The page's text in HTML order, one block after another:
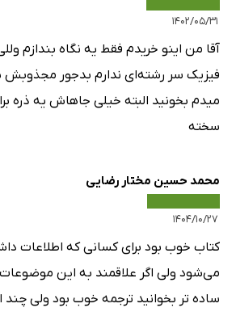
۱۴۰۲/۰۵/۳۱
آقا من اینو خریدم فقط یه نگاه بندازم
فیزیک سر رشته‌ای ندارم بدجور مجذوبش
میدم بخونید البته خیلی جاهاش یه ذره
سخته
محمد حسین مختار رضایی
۱۴۰۴/۱۰/۲۷
کتاب خوب بود برای کسانی که اطلاعات
می‌شود ولی اگر علاقمند به این
ساده تر بخوانید ترجمه خوب بود ولی